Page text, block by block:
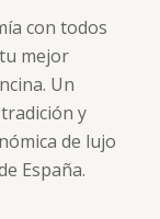
con todos
mejor
Un
y
de lujo
España.